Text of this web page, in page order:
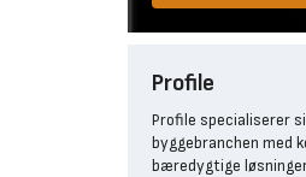
Profile
Profile specialiserer
byggebranchen med
bæredygtige